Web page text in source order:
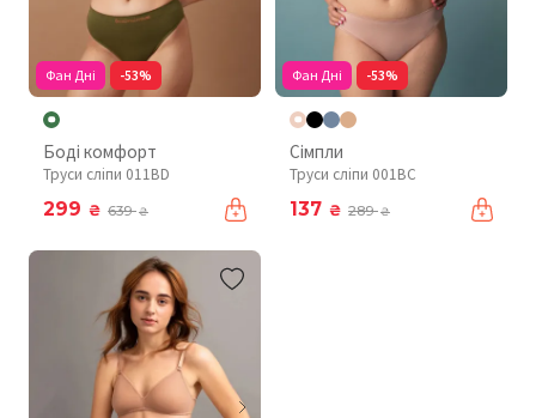
Фан Дні -53%
Боді комфорт
Труси сліпи 011BD
299 ₴ 639₴
Фан Дні -53%
Сімпли
Труси сліпи 001BC
137 ₴ 289₴